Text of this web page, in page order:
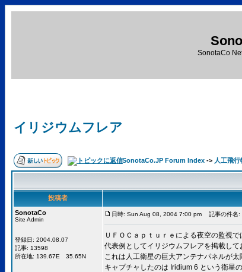
SonotaCo
イリジウムフレア
SonotaCo.JP Forum Index -> 人工飛
投稿者
SonotaCo
Site Admin
登録日: 2004.08.07
記事: 13598
所在地: 139.67E 35.65N
日時: Sun Aug 08, 2004 7:00 pm 記事の件名:
ＵＦＯＣａｐｔｕｒｅによる夜空の監視で
代表例としてイリジウムフレアを掲載して
これは人工衛星の巨大アンテナパネルが太
キャプチャしたのは Iridium 6 という衛星の